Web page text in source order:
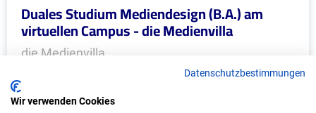
Duales Studium Mediendesign (B.A.) am
virtuellen Campus - die Medienvilla
die Medienvilla
(Internationale Hochschule)
Datenschutzbestimmungen
Wir verwenden Cookies